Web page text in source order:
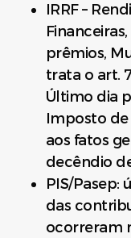
IRRF –
prêmios,
trata o art.
Último dia
Imposto
aos fatos
decêndio
PIS/
das
ocorreram